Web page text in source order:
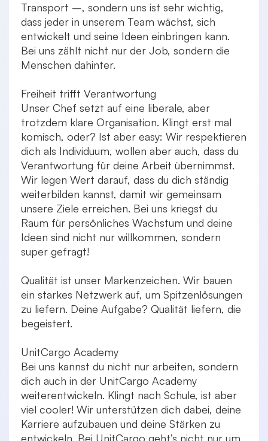
Transport –, sondern uns ist sehr wichtig,
dass jeder in unserem Team wächst, sich
entwickelt und seine Ideen einbringen kann.
Bei uns zählt nicht nur der Job, sondern die
Menschen dahinter.
Freiheit trifft Verantwortung
Unser Chef setzt auf eine liberale, aber
trotzdem klare Organisation. Klingt erst mal
komisch, oder? Ist aber easy: Wir respektieren
dich als Individuum, wollen aber auch, dass du
Verantwortung für deine Arbeit übernimmst.
Wir legen Wert darauf, dass du dich ständig
weiterbilden kannst, damit wir gemeinsam
unsere Ziele erreichen. Bei uns kriegst du
Raum für persönliches Wachstum und deine
Ideen sind nicht nur willkommen, sondern
super gefragt!
Qualität ist unser Markenzeichen. Wir bauen
ein starkes Netzwerk auf, um Spitzenlösungen
zu liefern. Deine Aufgabe? Qualität liefern, die
begeistert.
UnitCargo Academy
Bei uns kannst du nicht nur arbeiten, sondern
dich auch in der UnitCargo Academy
weiterentwickeln. Klingt nach Schule, ist aber
viel cooler! Wir unterstützen dich dabei, deine
Karriere aufzubauen und deine Stärken zu
entwickeln. Bei UnitCargo geht’s nicht nur um